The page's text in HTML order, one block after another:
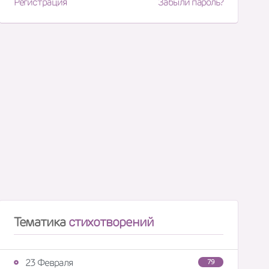
Тематикастихотворений
79
23 Февраля